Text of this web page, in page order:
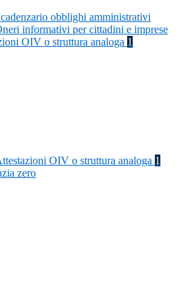
obblighi amministrativi
informativi per cittadini e imprese
OIV o struttura analoga 1
OIV o struttura analoga 1
zero